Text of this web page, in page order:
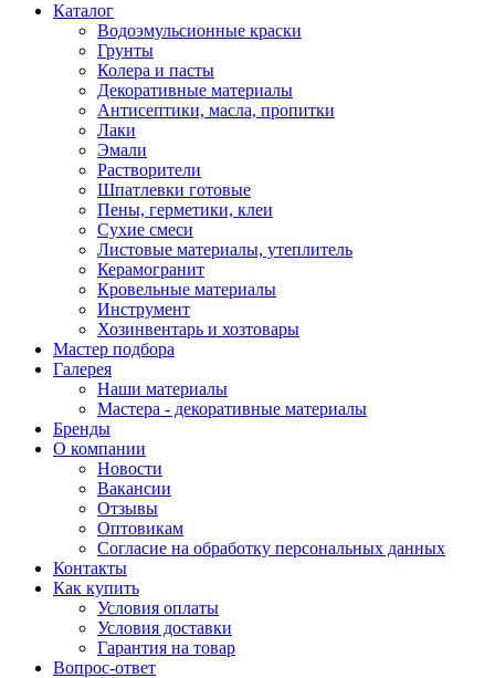
Каталог
Водоэмульсионные краски
Грунты
Колера и пасты
Декоративные материалы
Антисептики, масла, пропитки
Лаки
Эмали
Растворители
Шпатлевки готовые
Пены, герметики, клеи
Сухие смеси
Листовые материалы, утеплитель
Керамогранит
Кровельные материалы
Инструмент
Хозинвентарь и хозтовары
Мастер подбора
Галерея
Наши материалы
Мастера - декоративные материалы
Бренды
О компании
Новости
Вакансии
Отзывы
Оптовикам
Cогласие на обработку персональных данных
Контакты
Как купить
Условия оплаты
Условия доставки
Гарантия на товар
Вопрос-ответ